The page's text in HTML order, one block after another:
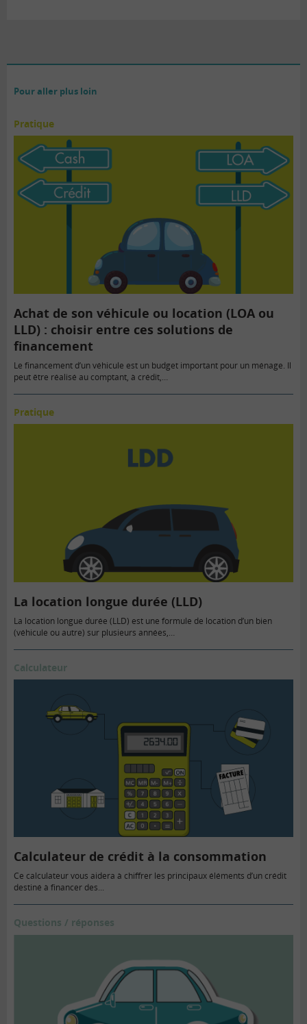
Pour aller plus loin
Pratique
Achat de son véhicule ou location (LOA ou
LLD) : choisir entre ces solutions de
financement
Le financement d’un véhicule est un budget important pour un ménage. Il
peut être réalisé au comptant, à crédit,…
Pratique
La location longue durée (LLD)
La location longue durée (LLD) est une formule de location d’un bien
(véhicule ou autre) sur plusieurs années,…
Calculateur
Calculateur de crédit à la consommation
Ce calculateur vous aidera à chiffrer les principaux éléments d’un crédit
destiné à financer des...
Questions / réponses